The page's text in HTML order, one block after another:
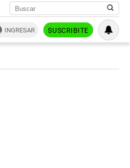
INGRESAR SUSCRIBITE